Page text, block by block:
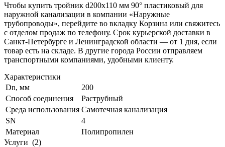
Чтобы купить тройник d200х110 мм 90° пластиковый для
наружной канализации в компании «Наружные
трубопроводы», перейдите во вкладку Корзина или свяжитесь
с отделом продаж по телефону. Срок курьерской доставки в
Санкт-Петербурге и Ленинградской области — от 1 дня, если
товар есть на складе. В другие города России отправляем
транспортными компаниями, удобными клиенту.
Характеристики
Dn, мм
200
Способ соединения
Раструбный
Среда использования Самотечная канализация
SN
4
Материал
Полипропилен
Услуги (2)